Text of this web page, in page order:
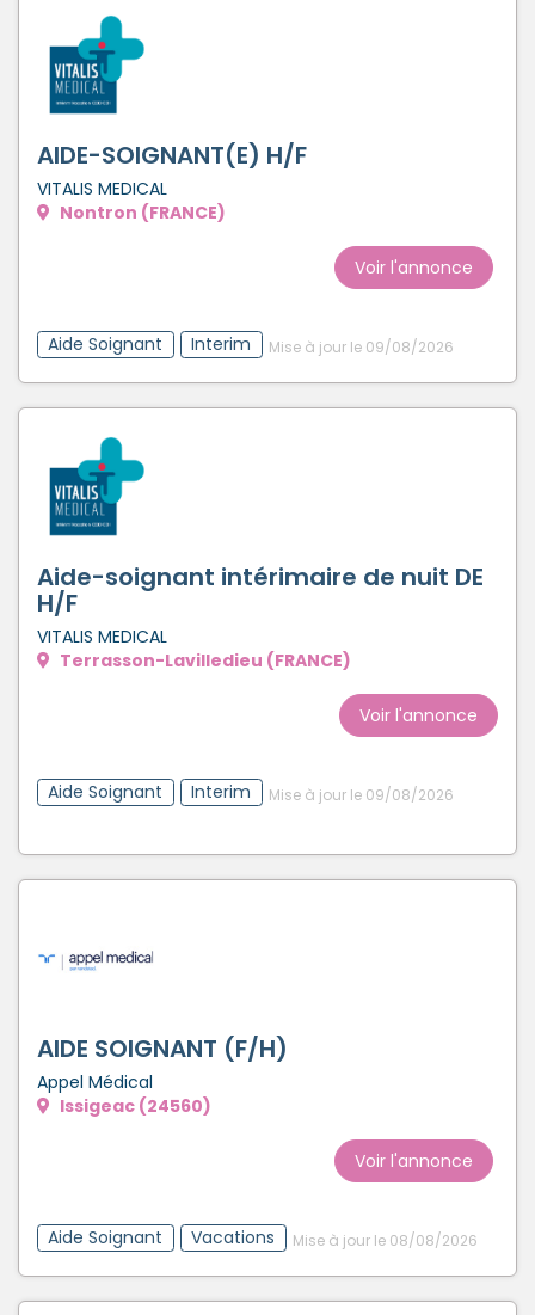
AIDE-SOIGNANT(E) H/F
VITALIS MEDICAL
Nontron (FRANCE)
Voir l'annonce
Aide Soignant Interim Mise à jour le 09/08/2026
Aide-soignant intérimaire de nuit DE
H/F
VITALIS MEDICAL
Terrasson-Lavilledieu (FRANCE)
Voir l'annonce
Aide Soignant Interim Mise à jour le 09/08/2026
AIDE SOIGNANT (F/H)
Appel Médical
Issigeac (24560)
Voir l'annonce
Aide Soignant Vacations Mise à jour le 08/08/2026